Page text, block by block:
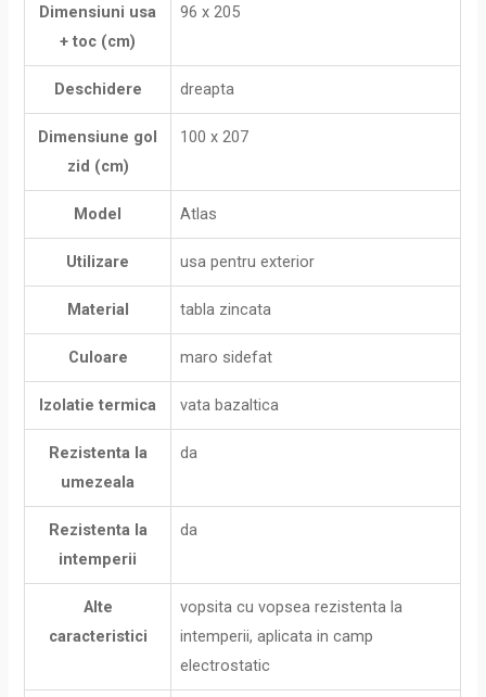
Dimensiuni usa
+ toc (cm)
96 x 205
Deschidere dreapta
Dimensiune gol
zid (cm)
100 x 207
Model Atlas
Utilizare usa pentru exterior
Material tabla zincata
Culoare maro sidefat
Izolatie termica vata bazaltica
Rezistenta la
umezeala
da
Rezistenta la
intemperii
da
Alte
caracteristici
vopsita cu vopsea rezistenta la
intemperii, aplicata in camp
electrostatic